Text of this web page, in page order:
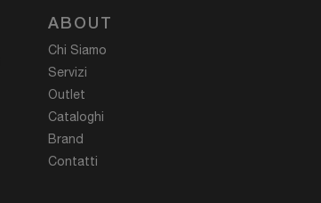
ABOUT
Chi Siamo
Servizi
Outlet
Cataloghi
Brand
Contatti